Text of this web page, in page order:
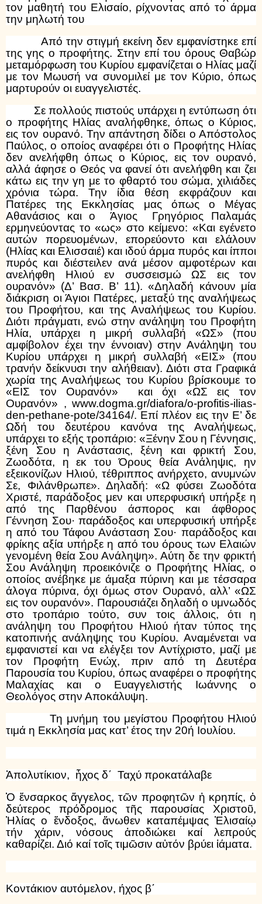
τον μαθητή του Ελισαίο, ρίχνοντας από το άρμα
την μηλωτή του
Από την στιγμή εκείνη δεν εμφανίστηκε επί
της γης ο προφήτης. Στην επί του όρους Θαβώρ
μεταμόρφωση του Κυρίου εμφανίζεται ο Ηλίας μαζί
με τον Μωυσή να συνομιλεί με τον Κύριο, όπως
μαρτυρούν οι ευαγγελιστές.
Σε πολλούς πιστούς υπάρχει η εντύπωση ότι
ο προφήτης Ηλίας αναλήφθηκε, όπως ο Κύριος,
εις τον ουρανό. Την απάντηση δίδει ο Απόστολος
Παύλος, ο οποίος αναφέρει ότι ο Προφήτης Ηλίας
δεν ανελήφθη όπως ο Κύριος, εις τον ουρανό,
αλλά άφησε ο Θεός να φανεί ότι ανελήφθη και ζει
κάτω εις την γη με το φθαρτό του σώμα, χιλιάδες
χρόνια τώρα. Την ίδια θέση εκφράζουν και
Πατέρες της Εκκλησίας μας όπως ο Μέγας
Αθανάσιος και ο Άγιος Γρηγόριος Παλαμάς
ερμηνεύοντας το «ως» στο κείμενο: «Και εγένετο
αυτών πορευομένων, επορεύοντο και ελάλουν
(Ηλίας και Ελισσαιέ) και ιδού άρμα πυρός και ίπποι
πυρός και διέστειλεν ανά μέσον αμφοτέρων και
ανελήφθη Ηλιού εν συσσεισμώ ΩΣ εις τον
ουρανόν» (Δ’ Βασ. Β’ 11). «Δηλαδή κάνουν μία
διάκριση οι Άγιοι Πατέρες, μεταξύ της αναλήψεως
του Προφήτου, και της Αναλήψεως του Κυρίου.
Διότι πράγματι, ενώ στην ανάληψη του Προφήτη
Ηλία, υπάρχει η μικρή συλλαβή «ΩΣ» (που
αμφίβολον έχει την έννοιαν) στην Ανάληψη του
Κυρίου υπάρχει η μικρή συλλαβή «ΕΙΣ» (που
τρανήν δείκνυσι την αλήθειαν). Διότι στα Γραφικά
χωρία της Αναλήψεως του Κυρίου βρίσκουμε το
«ΕΙΣ τον Ουρανόν» και όχι «ΩΣ εις τον
Ουρανόν» , www.dogma.gr/diafora/o-profitis-ilias-
den-pethane-pote/34164/. Επί πλέον εις την Ε’ δε
Ωδή του δευτέρου κανόνα της Αναλήψεως,
υπάρχει το εξής τροπάριο: «Ξένην Σου η Γέννησις,
ξένη Σου η Ανάστασις, ξένη και φρικτή Σου,
Ζωοδότα, η εκ του Όρους θεία Ανάληψις, ην
εξεικονίζων Ηλιού, τέθριππος ανήρχετο, ανυμνών
Σε, Φιλάνθρωπε». Δηλαδή: «Ω φύσει Ζωοδότα
Χριστέ, παράδοξος μεν και υπερφυσική υπήρξε η
από της Παρθένου άσπορος και άφθορος
Γέννηση Σου· παράδοξος και υπερφυσική υπήρξε
η από του Τάφου Ανάσταση Σου· παράδοξος και
φρίκης αξία υπήρξε η από του όρους των Ελαιών
γενομένη θεία Σου Ανάληψη». Αύτη δε την φρικτή
Σου Ανάληψη προεικόνιζε ο Προφήτης Ηλίας, ο
οποίος ανέβηκε με άμαξα πύρινη και με τέσσαρα
άλογα πύρινα, όχι όμως στον Ουρανό, αλλ’ «ΩΣ
εις τον ουρανόν». Παρουσιάζει δηλαδή ο υμνωδός
στο τροπάριο τούτο, συν τοις άλλοις, ότι η
ανάληψη του Προφήτου Ηλιού ήταν τύπος της
κατοπινής ανάληψης του Κυρίου. Αναμένεται να
εμφανιστεί και να ελέγξει τον Αντίχριστο, μαζί με
τον Προφήτη Ενώχ, πριν από τη Δευτέρα
Παρουσία του Κυρίου, όπως αναφέρει ο προφήτης
Μαλαχίας και ο Ευαγγελιστής Ιωάννης ο
Θεολόγος στην Αποκάλυψη.
Τη μνήμη του μεγίστου Προφήτου Ηλιού
τιμά η Εκκλησία μας κατ’ έτος την 20ή Ιουλίου.
Ἀπολυτίκιον, ἦχος δ΄ Ταχύ προκατάλαβε
Ὁ ἔνσαρκος ἄγγελος, τῶν προφητῶν ἡ κρηπίς, ὁ
δεύτερος πρόδρομος τῆς παρουσίας Χριστοῦ,
Ἠλίας ο ἔνδοξος, ἄνωθεν καταπέμψας Ἐλισαίῳ
τήν χάριν, νόσους ἀποδιώκει καί λεπρούς
καθαρίζει. Διό καί τοῖς τιμῶσιν αὐτόν βρύει ἰάματα.
Κοντάκιον αυτόμελον, ήχος β΄